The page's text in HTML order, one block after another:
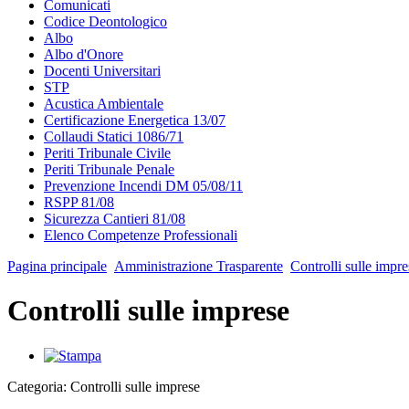
Comunicati
Codice Deontologico
Albo
Albo d'Onore
Docenti Universitari
STP
Acustica Ambientale
Certificazione Energetica 13/07
Collaudi Statici 1086/71
Periti Tribunale Civile
Periti Tribunale Penale
Prevenzione Incendi DM 05/08/11
RSPP 81/08
Sicurezza Cantieri 81/08
Elenco Competenze Professionali
Pagina principale Amministrazione Trasparente Controlli sulle
Controlli sulle imprese
Categoria: Controlli sulle imprese